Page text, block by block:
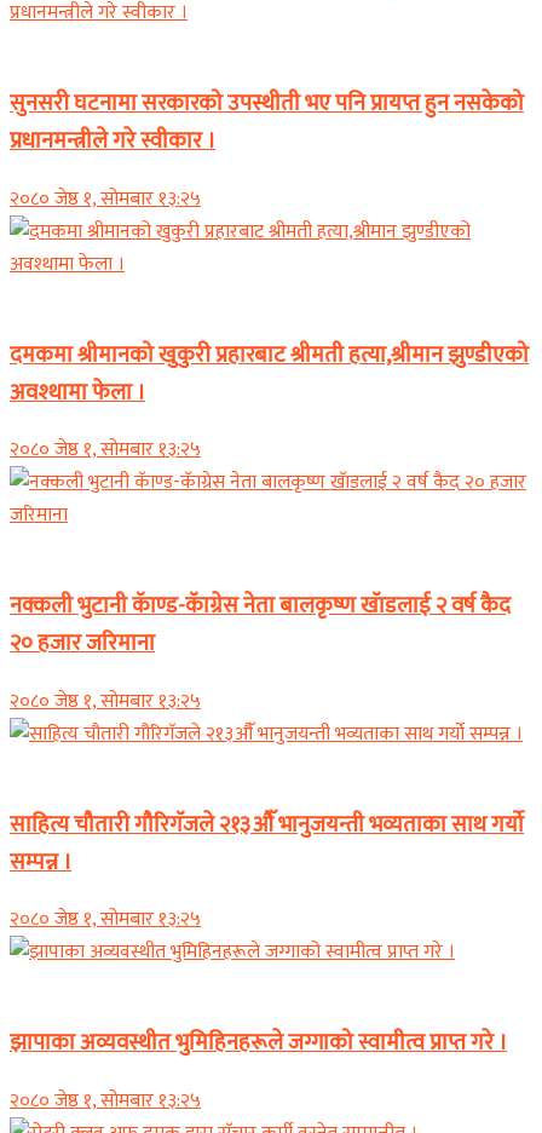
सुनसरी घटनामा सरकारको उपस्थीती भए पनि प्रायप्त हुन नसकेको
प्रधानमन्त्रीले गरे स्वीकार ।
२०८० जेष्ठ १, सोमबार १३:२५
दमकमा श्रीमानको खुकुरी प्रहारबाट श्रीमती हत्या,श्रीमान झुण्डीएको
अवश्थामा फेला ।
२०८० जेष्ठ १, सोमबार १३:२५
नक्कली भुटानी कॅाण्ड-कॅाग्रेस नेता बालकृष्ण खॅाडलाई २ वर्ष कैद
२० हजार जरिमाना
२०८० जेष्ठ १, सोमबार १३:२५
साहित्य चौतारी गौरिगॅजले २१३औॅ भानुजयन्ती भव्यताका साथ गर्यो
सम्पन्न ।
२०८० जेष्ठ १, सोमबार १३:२५
झापाका अव्यवस्थीत भुमिहिनहरूले जग्गाको स्वामीत्व प्राप्त गरे ।
२०८० जेष्ठ १, सोमबार १३:२५